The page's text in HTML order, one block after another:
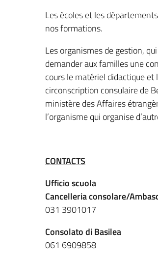
Les écoles et les
nos formations.
Les organismes de gestion,
demander aux familles une
cours le matériel didactique
circonscription consulaire de
ministère des Affaires
l’organisme qui organise
CONTACTS
Ufficio scuola
Cancelleria consolare/
031 3901017
Consolato di Basilea
061 6909858